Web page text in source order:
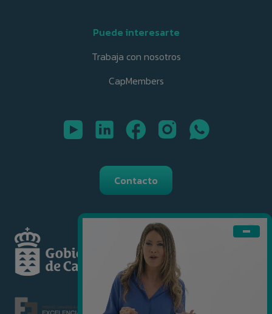
Puede interesarte
Trabaja con nosotros
CapMembers
Contacto